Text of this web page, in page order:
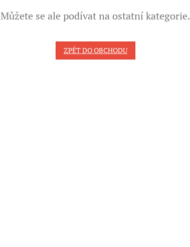
Můžete se ale podívat na ostatní kategorie.
ZPĚT DO OBCHODU